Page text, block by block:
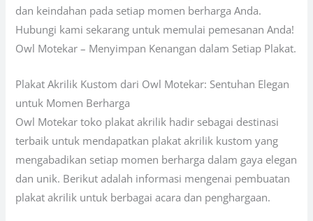
dan keindahan pada setiap momen berharga Anda.
Hubungi kami sekarang untuk memulai pemesanan Anda!
Owl Motekar – Menyimpan Kenangan dalam Setiap Plakat.
Plakat Akrilik Kustom dari Owl Motekar: Sentuhan Elegan
untuk Momen Berharga
Owl Motekar toko plakat akrilik hadir sebagai destinasi
terbaik untuk mendapatkan plakat akrilik kustom yang
mengabadikan setiap momen berharga dalam gaya elegan
dan unik. Berikut adalah informasi mengenai pembuatan
plakat akrilik untuk berbagai acara dan penghargaan.